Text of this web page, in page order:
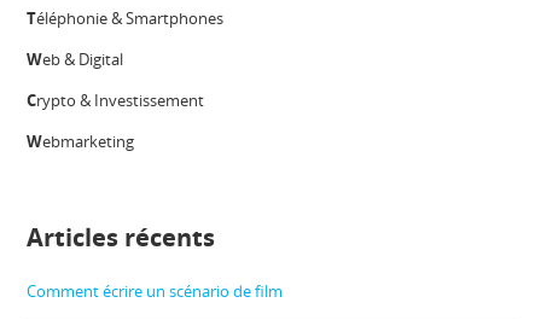
Téléphonie & Smartphones
Web & Digital
Crypto & Investissement
Webmarketing
Articles récents
Comment écrire un scénario de film